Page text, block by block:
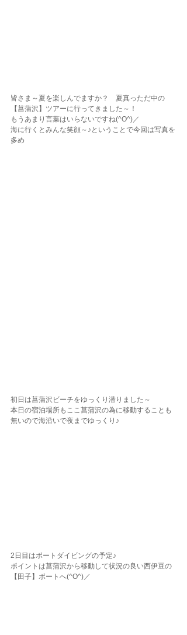
皆さま～夏を楽しんでますか？　夏真っただ中の
【菖蒲沢】ツアーに行ってきました～！
もうあまり言葉はいらないですね(^O^)／
海に行くとみんな笑顔～♪ということで今回は写真を
多め
初日は菖蒲沢ビーチをゆっくり潜りました～
本日の宿泊場所もここ菖蒲沢の為に移動することも
無いので海沿いで夜までゆっくり♪
2日目はボートダイビングの予定♪
ポイントは菖蒲沢から移動して状況の良い西伊豆の
【田子】ボートへ(^O^)／